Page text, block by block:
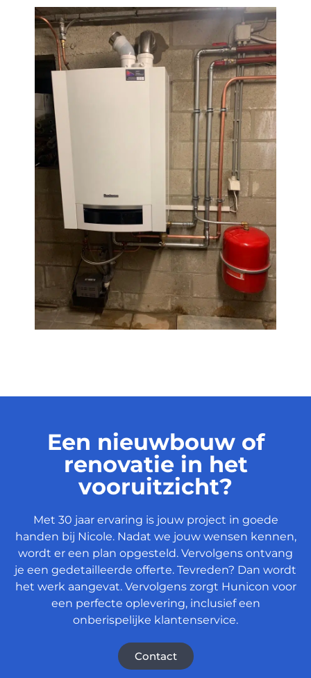
Een nieuwbouw of
renovatie in het
vooruitzicht?
Met 30 jaar ervaring is jouw project in goede
handen bij Nicole. Nadat we jouw wensen kennen,
wordt er een plan opgesteld. Vervolgens ontvang
je een gedetailleerde offerte. Tevreden? Dan wordt
het werk aangevat. Vervolgens zorgt Hunicon voor
een perfecte oplevering, inclusief een
onberispelijke klantenservice.
Contact